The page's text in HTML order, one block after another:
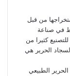
من قبل
في صناعة
كثيرا من
الحرير هي
الطبيعي